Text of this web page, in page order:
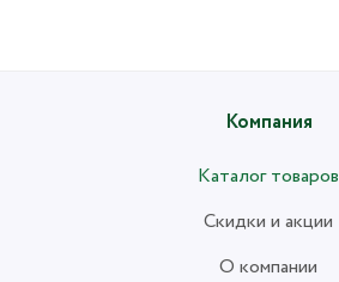
Компания
Каталог товаров
Скидки и акции
О компании